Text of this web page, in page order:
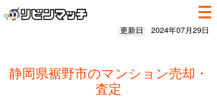
更新日 2024年07月29日
静岡県裾野市のマンション売却・
査定